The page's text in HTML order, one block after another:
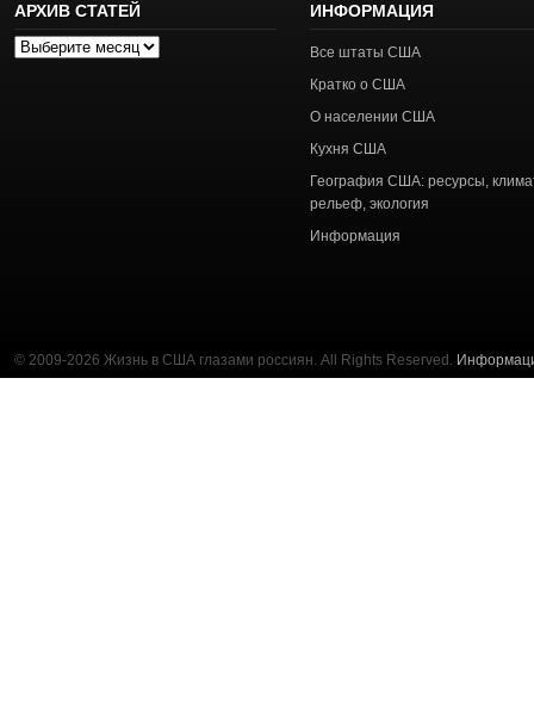
АРХИВ СТАТЕЙ
Архив
ИНФОРМАЦИЯ
Все штаты США
Кратко о США
О населении США
Кухня США
География США: ресурсы,
рельеф, экология
Информация
© 2009-2026 Жизнь в США глазами россиян. All Rights Reserved.